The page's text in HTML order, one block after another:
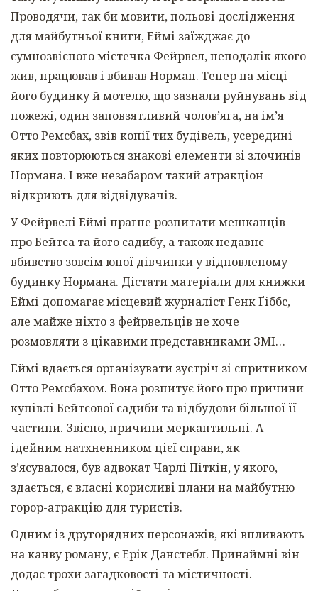
Проводячи, так би мовити, польові дослідження
для майбутньої книги, Еймі заїжджає до
сумнозвісного містечка Фейрвел, неподалік якого
жив, працював і вбивав Норман. Тепер на місці
його будинку й мотелю, що зазнали руйнувань від
пожежі, один заповзятливий чолов’яга, на ім’я
Отто Ремсбах, звів копії тих будівель, усередині
яких повторюються знакові елементи зі злочинів
Нормана. І вже незабаром такий атракціон
відкриють для відвідувачів.
У Фейрвелі Еймі прагне розпитати мешканців
про Бейтса та його садибу, а також недавнє
вбивство зовсім юної дівчинки у відновленому
будинку Нормана. Дістати матеріали для книжки
Еймі допомагає місцевий журналіст Генк Ґіббс,
але майже ніхто з фейрвельців не хоче
розмовляти з цікавими представниками ЗМІ…
Еймі вдається організувати зустріч зі спритником
Отто Ремсбахом. Вона розпитує його про причини
купівлі Бейтсової садиби та відбудови більшої її
частини. Звісно, причини меркантильні. А
ідейним натхненником цієї справи, як
з’ясувалося, був адвокат Чарлі Піткін, у якого,
здається, є власні корисливі плани на майбутню
горор-атракцію для туристів.
Одним із другорядних персонажів, які впливають
на канву роману, є Ерік Данстебл. Принаймні він
додає трохи загадковості та містичності.